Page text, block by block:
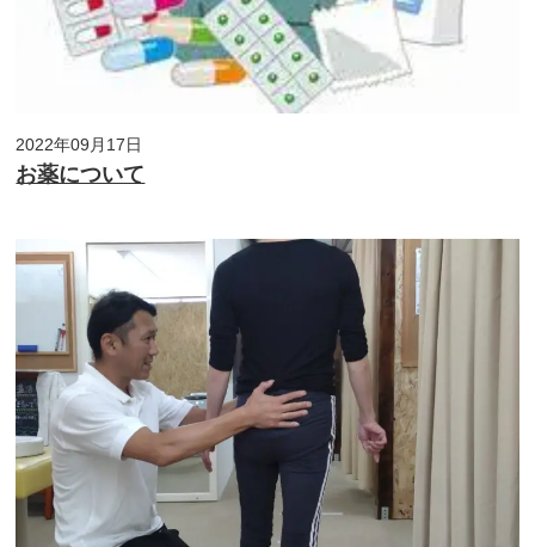
2022年09月17日
お薬について